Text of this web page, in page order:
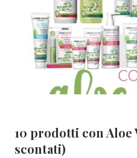
10 prodotti con Aloe
scontati)